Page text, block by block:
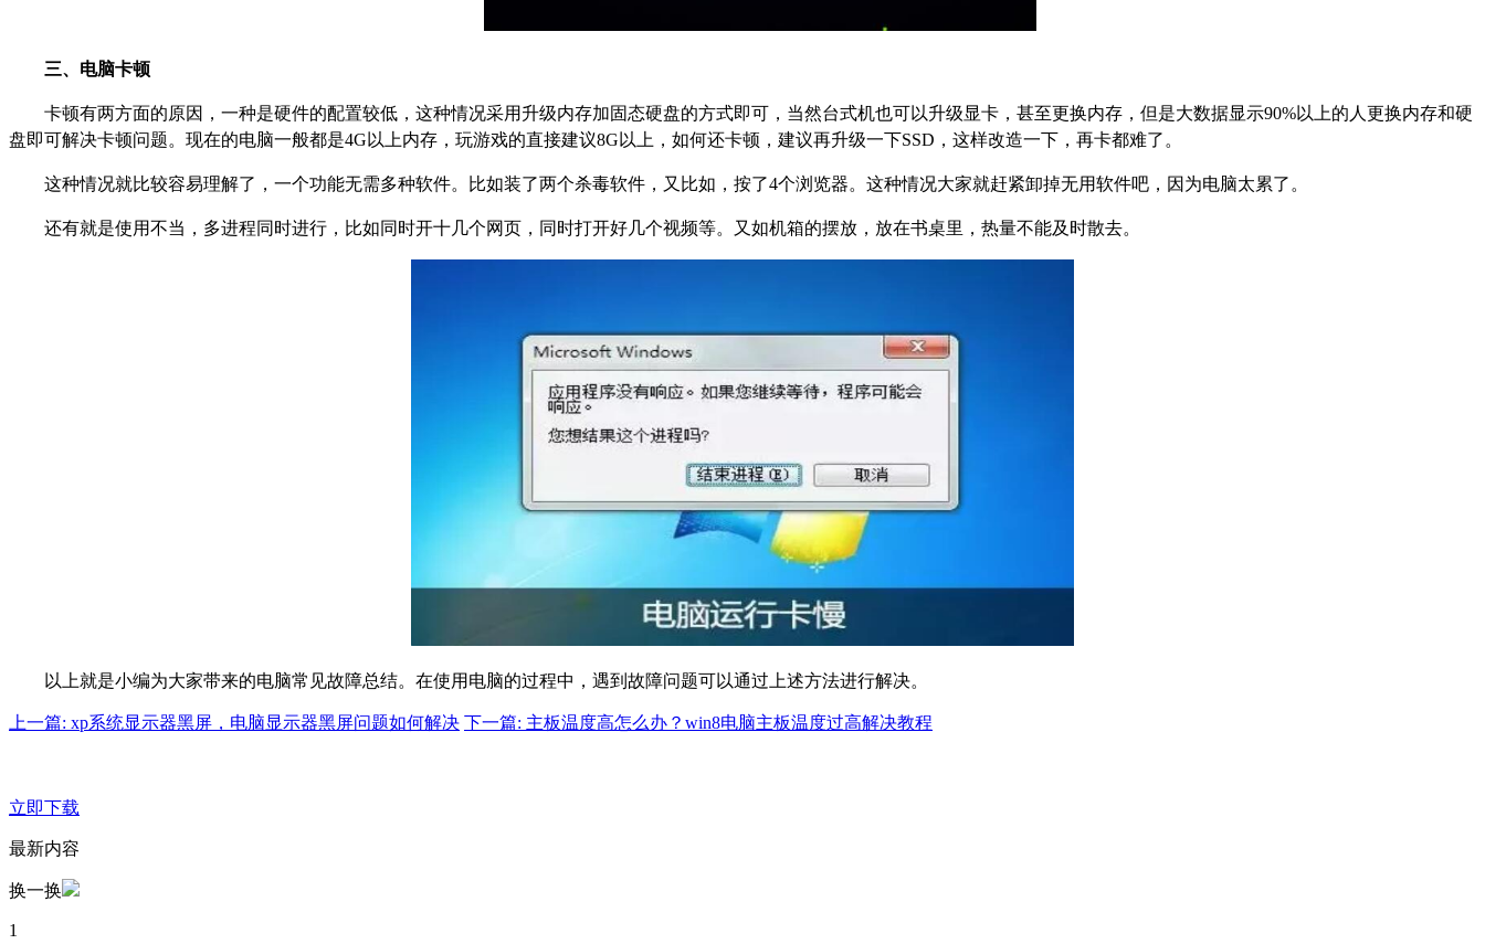
三、电脑卡顿
卡顿有两方面的原因，一种是硬件的配置较低，这种情况采用升级内存加固态硬盘的方式即可，当然台式机也可以升级显卡，甚至更换内存，但是大数据显示90%以上的人更换内存和硬
盘即可解决卡顿问题。现在的电脑一般都是4G以上内存，玩游戏的直接建议8G以上，如何还卡顿，建议再升级一下SSD，这样改造一下，再卡都难了。
这种情况就比较容易理解了，一个功能无需多种软件。比如装了两个杀毒软件，又比如，按了4个浏览器。这种情况大家就赶紧卸掉无用软件吧，因为电脑太累了。
还有就是使用不当，多进程同时进行，比如同时开十几个网页，同时打开好几个视频等。又如机箱的摆放，放在书桌里，热量不能及时散去。
以上就是小编为大家带来的电脑常见故障总结。在使用电脑的过程中，遇到故障问题可以通过上述方法进行解决。
上一篇: xp系统显示器黑屏，电脑显示器黑屏问题如何解决 下一篇: 主板温度高怎么办？win8电脑主板温度过高解决教程
立即下载
最新内容
换一换
1